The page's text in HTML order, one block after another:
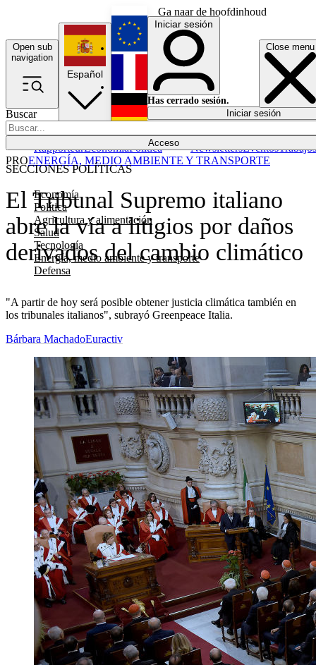
Ga naar de hoofdinhoud
Open sub
navigation
Close menu
Buscar
Acceso
SECCIONES POLÍTICAS
Economía
Política
Agricultura y alimentación
Salud
Tecnología
Energía, medio ambiente y transporte
Defensa
RapporteurEconomíaPolítica NewslettersEventosTrabajos
Español
English
Français
Iniciar sesión
Has cerrado sesión.
Iniciar sesión
El Tribunal Supremo italiano
abre la vía a litigios por daños
derivados del cambio climático
"A partir de hoy será posible obtener justicia climática también en
los tribunales italianos", subrayó Greenpeace Italia.
PROENERGÍA, MEDIO AMBIENTE Y TRANSPORTE
Bárbara MachadoEuractiv